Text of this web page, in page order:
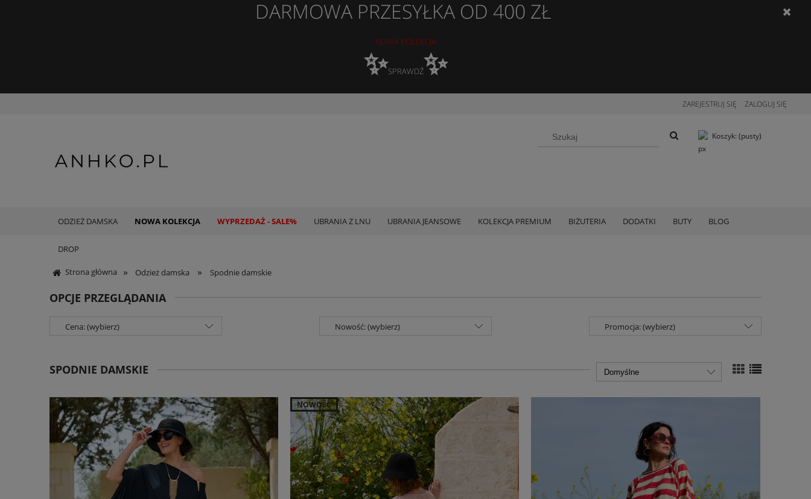
DARMOWA PRZESYŁKA OD 400 ZŁ
NOWA KOLEKCJA
✨SPRAWDŹ✨
ZAREJESTRUJ SIĘ ZALOGUJ SIĘ
Koszyk: (pusty)
ODZIEŻ DAMSKA NOWA KOLEKCJA WYPRZEDAŻ - SALE% UBRANIA Z LNU UBRANIA JEANSOWE KOLEKCJA PREMIUM BIŻUTERIA DODATKI BUTY BLOG
DROP
Strona główna » Odzież damska » Spodnie damskie
OPCJE PRZEGLĄDANIA
Cena: (wybierz) Nowość: (wybierz) Promocja: (wybierz)
SPODNIE DAMSKIE
NOWOŚĆ